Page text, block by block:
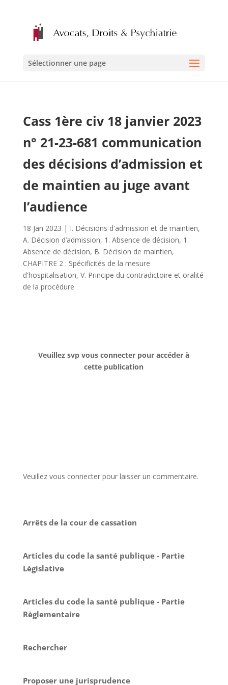
Sélectionner une page
Cass 1ère civ 18 janvier 2023
n° 21-23-681 communication
des décisions d’admission et
de maintien au juge avant
l’audience
18 Jan 2023 | I. Décisions d'admission et de maintien,
A. Décision d’admission, 1. Absence de décision, 1.
Absence de décision, B. Décision de maintien,
CHAPITRE 2 : Spécificités de la mesure
d'hospitalisation, V. Principe du contradictoire et oralité
de la procédure
Veuillez svp vous connecter pour accéder à
cette publication
Veuillez vous connecter pour laisser un commentaire.
Arrêts de la cour de cassation
Articles du code la santé publique - Partie
Législative
Articles du code la santé publique - Partie
Règlementaire
Rechercher
Proposer une jurisprudence